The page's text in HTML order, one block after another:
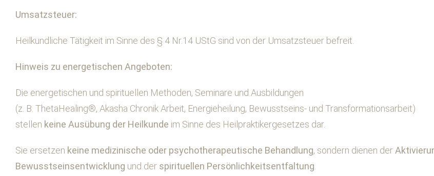
Umsatzsteuer:
Heilkundliche Tätigkeit im Sinne des § 4 Nr.14 UStG sind von der Umsatzsteuer befreit.
Hinweis zu energetischen Angeboten:
Die energetischen und spirituellen Methoden, Seminare und Ausbildungen
(z. B. ThetaHealing®, Akasha Chronik Arbeit, Energieheilung, Bewusstseins- und Transformationsarbeit)
stellen keine Ausübung der Heilkunde im Sinne des Heilpraktikergesetzes dar.
Sie ersetzen keine medizinische oder psychotherapeutische Behandlung, sondern dienen der
Bewusstseinsentwicklung und der spirituellen Persönlichkeitsentfaltung